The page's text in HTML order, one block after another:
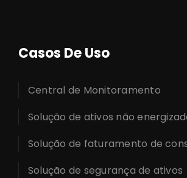
Casos De Uso
Central de Monitoramento
Solução de ativos não
Solução de faturamento de
Solução de segurança de ativos